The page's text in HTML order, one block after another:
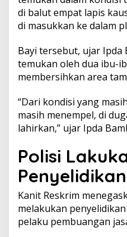
n
d
a
m
a
n
i
n
u
s
di balut empat lapis
di masukkan ke dalam
Bayi tersebut, ujar Ipda
temukan oleh dua ibu-
membersihkan area
“Dari kondisi yang
masih menempel, di
lahirkan,” ujar Ipda
Polisi
Penyelidikan
Kanit Reskrim
melakukan
pelaku pembuangan